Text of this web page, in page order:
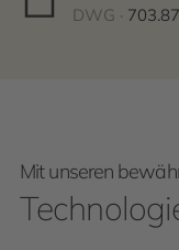
DWG ·
Mit unseren